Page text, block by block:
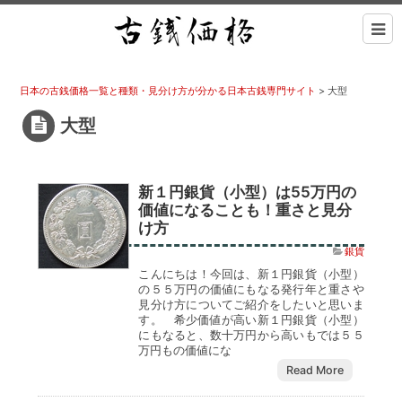
日本の古銭価格一覧と種類・見分け方が分かる日本古銭専門サイト >大型
大型
新１円銀貨（小型）は55万円の
価値になることも！重さと見分
け方
銀貨
こんにちは！今回は、新１円銀貨（小型）
の５５万円の価値にもなる発行年と重さや
見分け方についてご紹介をしたいと思いま
す。 希少価値が高い新１円銀貨（小型）
にもなると、数十万円から高いもでは５５
万円もの価値にな
Read More